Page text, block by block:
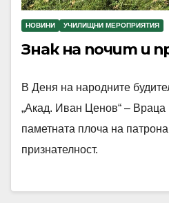
НОВИНИ УЧИЛИЩНИ МЕРОПРИЯТИЯ
Знак на почит и
В Деня на народните
„Акад. Иван Ценов“ – Враца
паметната плоча на
признателност.